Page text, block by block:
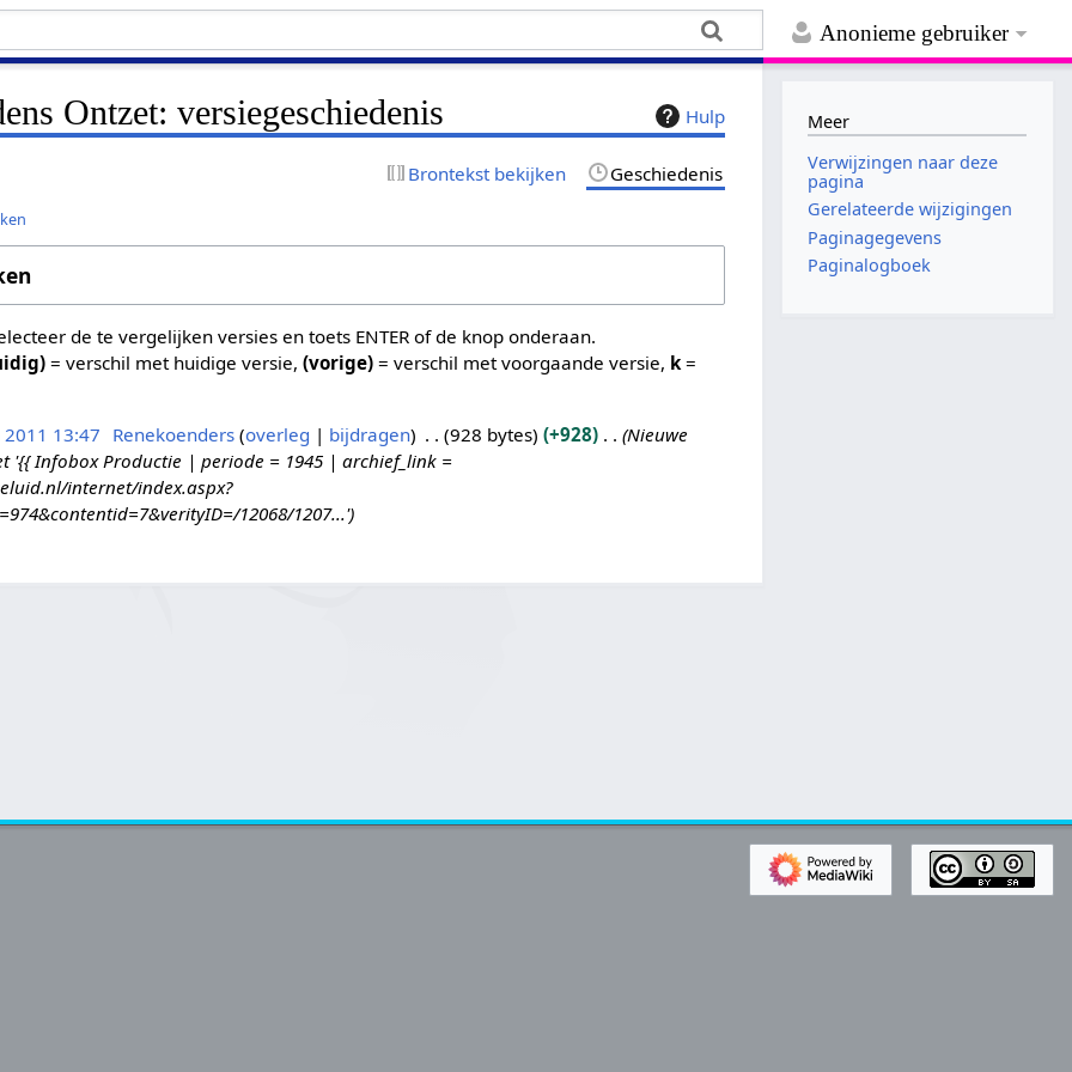
Anonieme gebruiker
Hulp
Ontzet: versiegeschiedenis
Brontekst bekijken Geschiedenis
de te vergelijken versies en toets ENTER of de knop onderaan.
= verschil met huidige versie,(vorige) = verschil met voorgaande versie, k =
13:47 Renekoenders overleg bijdragen 928 bytes +928
Nieuwe
'{{ Infobox Productie | periode = 1945 | archief_link =
internet/index.aspx?
12068/1207...'
Meer
Verwijzingen naar deze
pagina
Gerelateerde wijzigingen
Paginagegevens
Paginalogboek